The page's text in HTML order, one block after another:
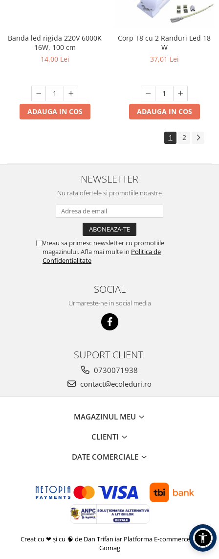
Banda led rigida 220V 6000K
16W, 100 cm
14,00 Lei
ADAUGA IN COS
Corp T8 cu 2 Randuri Led 18
W
37,01 Lei
ADAUGA IN COS
1 2
NEWSLETTER
Nu rata ofertele si promotiile noastre
Vreau sa primesc newsletter cu promotiile
magazinului. Afla mai multe in Politica de
Confidentialitate
SOCIAL
Urmareste-ne in social media
SUPORT CLIENTI
0730071938
contact@ecoleduri.ro
MAGAZINUL MEU
CLIENTI
DATE COMERCIALE
Creat cu ❤ și cu 🧠 de Dan Trifan iar Platforma E-commerce by
Gomag